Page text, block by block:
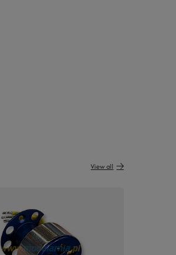
View all